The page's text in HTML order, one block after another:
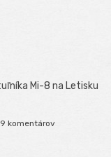
Mi-8 na Letisku
komentárov